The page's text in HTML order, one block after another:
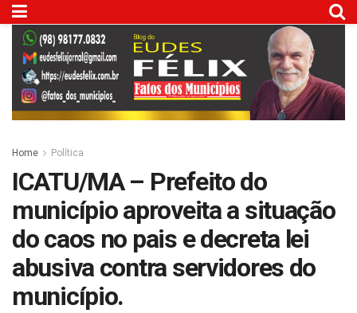
Home Política
ICATU/MA – Prefeito do
município aproveita a situação
do caos no pais e decreta lei
abusiva contra servidores do
município.